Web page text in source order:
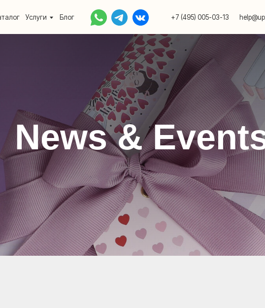
+7 (495) 005-03-13
Услуги Блог help@upakovali.online
News &